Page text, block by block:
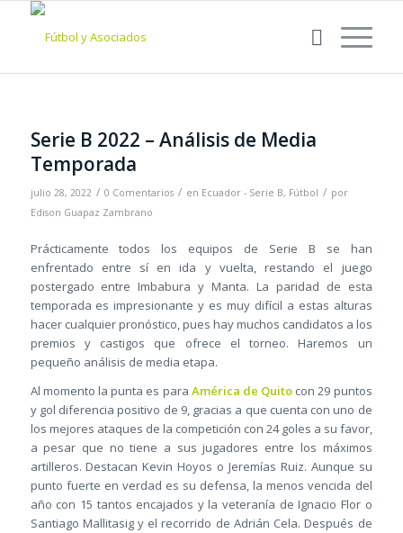
Serie B 2022 – Análisis de Media
Temporada
julio 28, 2022 / 0 Comentarios / en Ecuador - Serie B, Fútbol / por
Edison Guapaz Zambrano
Prácticamente todos los equipos de Serie B se han
enfrentado entre sí en ida y vuelta, restando el juego
postergado entre Imbabura y Manta. La paridad de esta
temporada es impresionante y es muy difícil a estas alturas
hacer cualquier pronóstico, pues hay muchos candidatos a los
premios y castigos que ofrece el torneo. Haremos un
pequeño análisis de media etapa.
Al momento la punta es para América de Quitocon 29 puntos
y gol diferencia positivo de 9, gracias a que cuenta con uno de
los mejores ataques de la competición con 24 goles a su favor,
a pesar que no tiene a sus jugadores entre los máximos
artilleros. Destacan Kevin Hoyos o Jeremías Ruiz. Aunque su
punto fuerte en verdad es su defensa, la menos vencida del
año con 15 tantos encajados y la veteranía de Ignacio Flor o
Santiago Mallitasig y el recorrido de Adrián Cela. Después de